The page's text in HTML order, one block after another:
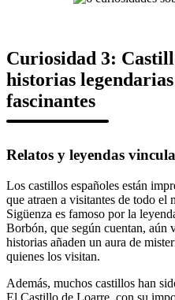
Curiosidad 3:
historias
fascinantes
Relatos y leyendas
Los castillos españoles están
que atraen a visitantes de todo
Sigüenza es famoso por la
Borbón, que según cuentan, aún
historias añaden un aura de
quienes los visitan.
Además, muchos castillos han
El Castillo de Loarre, con su